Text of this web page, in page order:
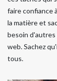
faire confiance
la matière et
besoin
web. Sachez
tous.